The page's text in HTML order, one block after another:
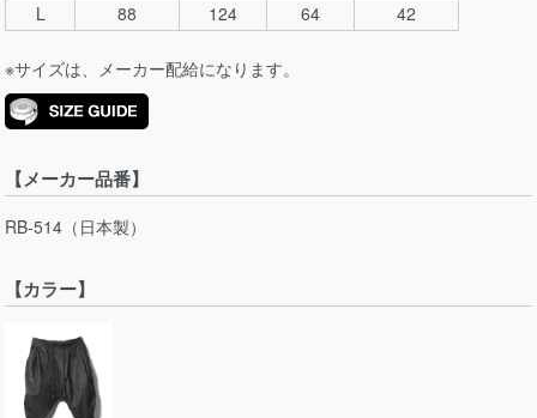
L
88 124 64 42
※サイズは、メーカー配給になります。
【メーカー品番】
RB-514（日本製）
【カラー】